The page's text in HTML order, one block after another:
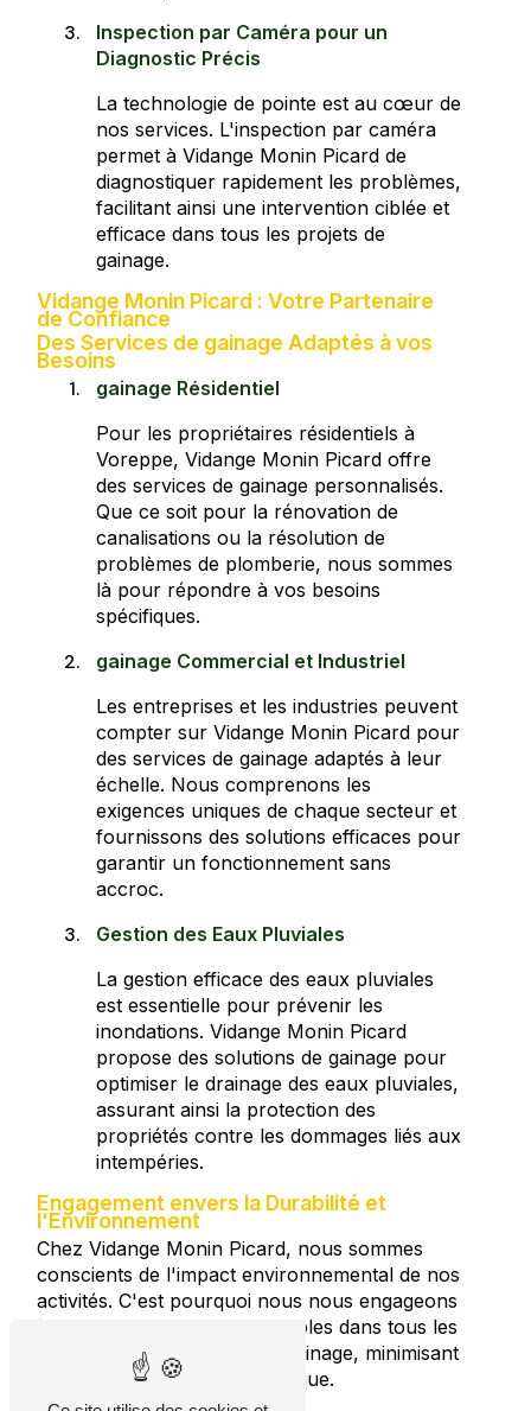
Inspection par Caméra pour un
Diagnostic Précis
La technologie de pointe est au cœur de
nos services. L'inspection par caméra
permet à Vidange Monin Picard de
diagnostiquer rapidement les problèmes,
facilitant ainsi une intervention ciblée et
efficace dans tous les projets de
gainage.
Vidange Monin Picard : Votre Partenaire
de Confiance
Des Services de gainage Adaptés à vos
Besoins
gainage Résidentiel
Pour les propriétaires résidentiels à
Voreppe, Vidange Monin Picard offre
des services de gainage personnalisés.
Que ce soit pour la rénovation de
canalisations ou la résolution de
problèmes de plomberie, nous sommes
là pour répondre à vos besoins
spécifiques.
gainage Commercial et Industriel
Les entreprises et les industries peuvent
compter sur Vidange Monin Picard pour
des services de gainage adaptés à leur
échelle. Nous comprenons les
exigences uniques de chaque secteur et
fournissons des solutions efficaces pour
garantir un fonctionnement sans
accroc.
Gestion des Eaux Pluviales
La gestion efficace des eaux pluviales
est essentielle pour prévenir les
inondations. Vidange Monin Picard
propose des solutions de gainage pour
optimiser le drainage des eaux pluviales,
assurant ainsi la protection des
propriétés contre les dommages liés aux
intempéries.
Engagement envers la Durabilité et
l'Environnement
Chez Vidange Monin Picard, nous sommes
conscients de l'impact environnemental de nos
activités. C'est pourquoi nous nous engageons
à adopter des pratiques durables dans tous les
aspects de nos services de gainage, minimisant
ainsi notre empreinte écologique.